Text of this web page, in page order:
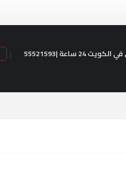
24 ساعة |55521593